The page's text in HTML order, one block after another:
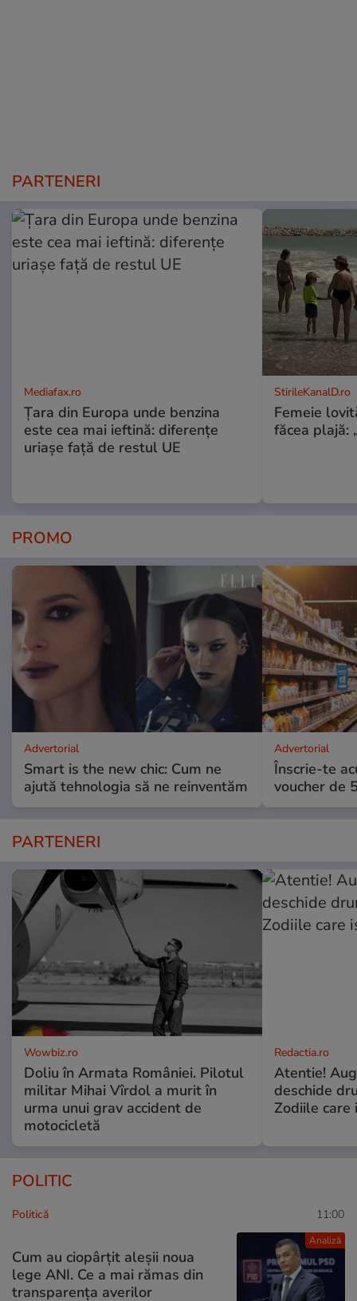
PARTENERI
Mediafax.ro
Țara din Europa unde benzina
este cea mai ieftină: diferențe
uriașe față de restul UE
StirileKanalD.ro
Femeie
făcea plajă:
PROMO
Advertorial
Smart is the new chic: Cum ne
ajută tehnologia să ne reinventăm
Advertorial
Înscrie-te
voucher de
PARTENERI
Wowbiz.ro
Doliu în Armata României. Pilotul
militar Mihai Vîrdol a murit în
urma unui grav accident de
motocicletă
Redactia.ro
Atentie!
deschide
Zodiile care
POLITIC
Analiză
Politică 11:00
Cum au ciopârțit aleșii noua
lege ANI. Ce a mai rămas din
transparența averilor